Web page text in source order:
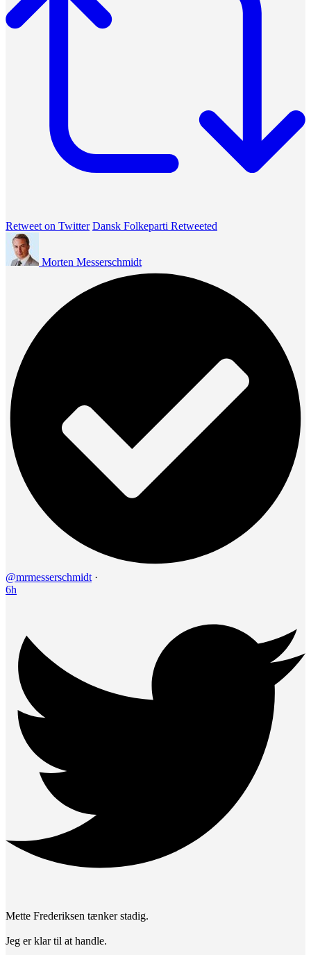
Retweet on Twitter Dansk Folkeparti Retweeted
Morten Messerschmidt
@mrmesserschmidt ·
6h
Mette Frederiksen tænker stadig.
Jeg er klar til at handle.